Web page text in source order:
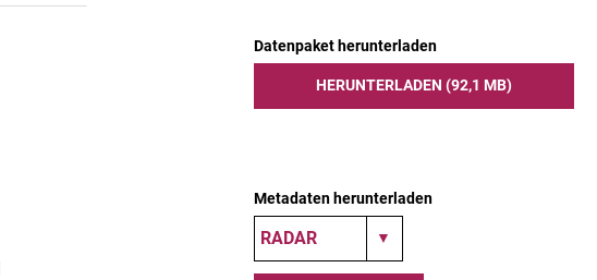
Datenpaket herunterladen
HERUNTERLADEN (92,1 MB)
Metadaten herunterladen